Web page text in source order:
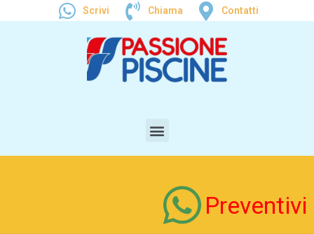
Scrivi Chiama Contatti
Preventivi